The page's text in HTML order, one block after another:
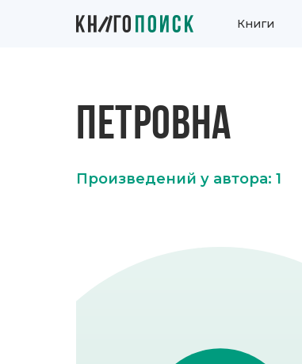
Книги
ПЕТРОВНА
Произведений у автора: 1